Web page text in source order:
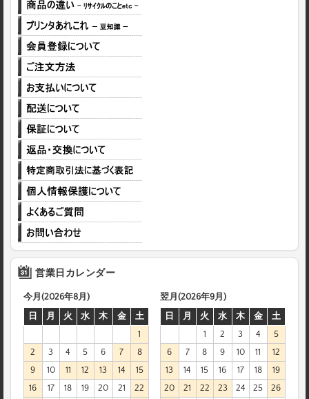
営業日カレンダー
今月(2026年8月)
日
月 火 水 木 金
土
1
2
3 4 5 6 7
8
9
10 11 12 13 14
15
16
17 18 19 20 21
22
翌月(2026年9月)
日
月 火 水 木 金
土
1
2 3 4
5
6
7 8 9 10 11
12
13
14 15 16 17 18
19
20
21 22 23 24 25
26